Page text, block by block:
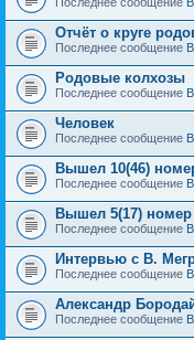
Отчёт о круге
Последнее сообщение
Родовые колхозы
Последнее сообщение
Человек
Последнее сообщение
Вышел 10(46)
Последнее сообщение
Вышел 5(17) номер
Последнее сообщение
Интервью с В.
Последнее сообщение
Александр
Последнее сообщение